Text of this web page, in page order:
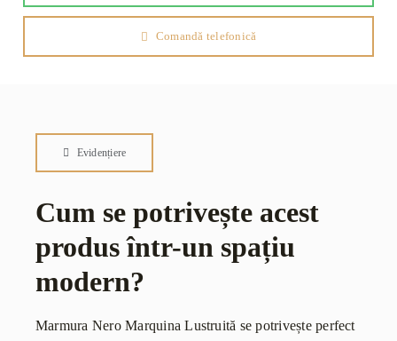
Comandă telefonică
Evidențiere
Cum se potrivește acest
produs într-un spațiu
modern?
Marmura Nero Marquina Lustruită se potrivește perfect